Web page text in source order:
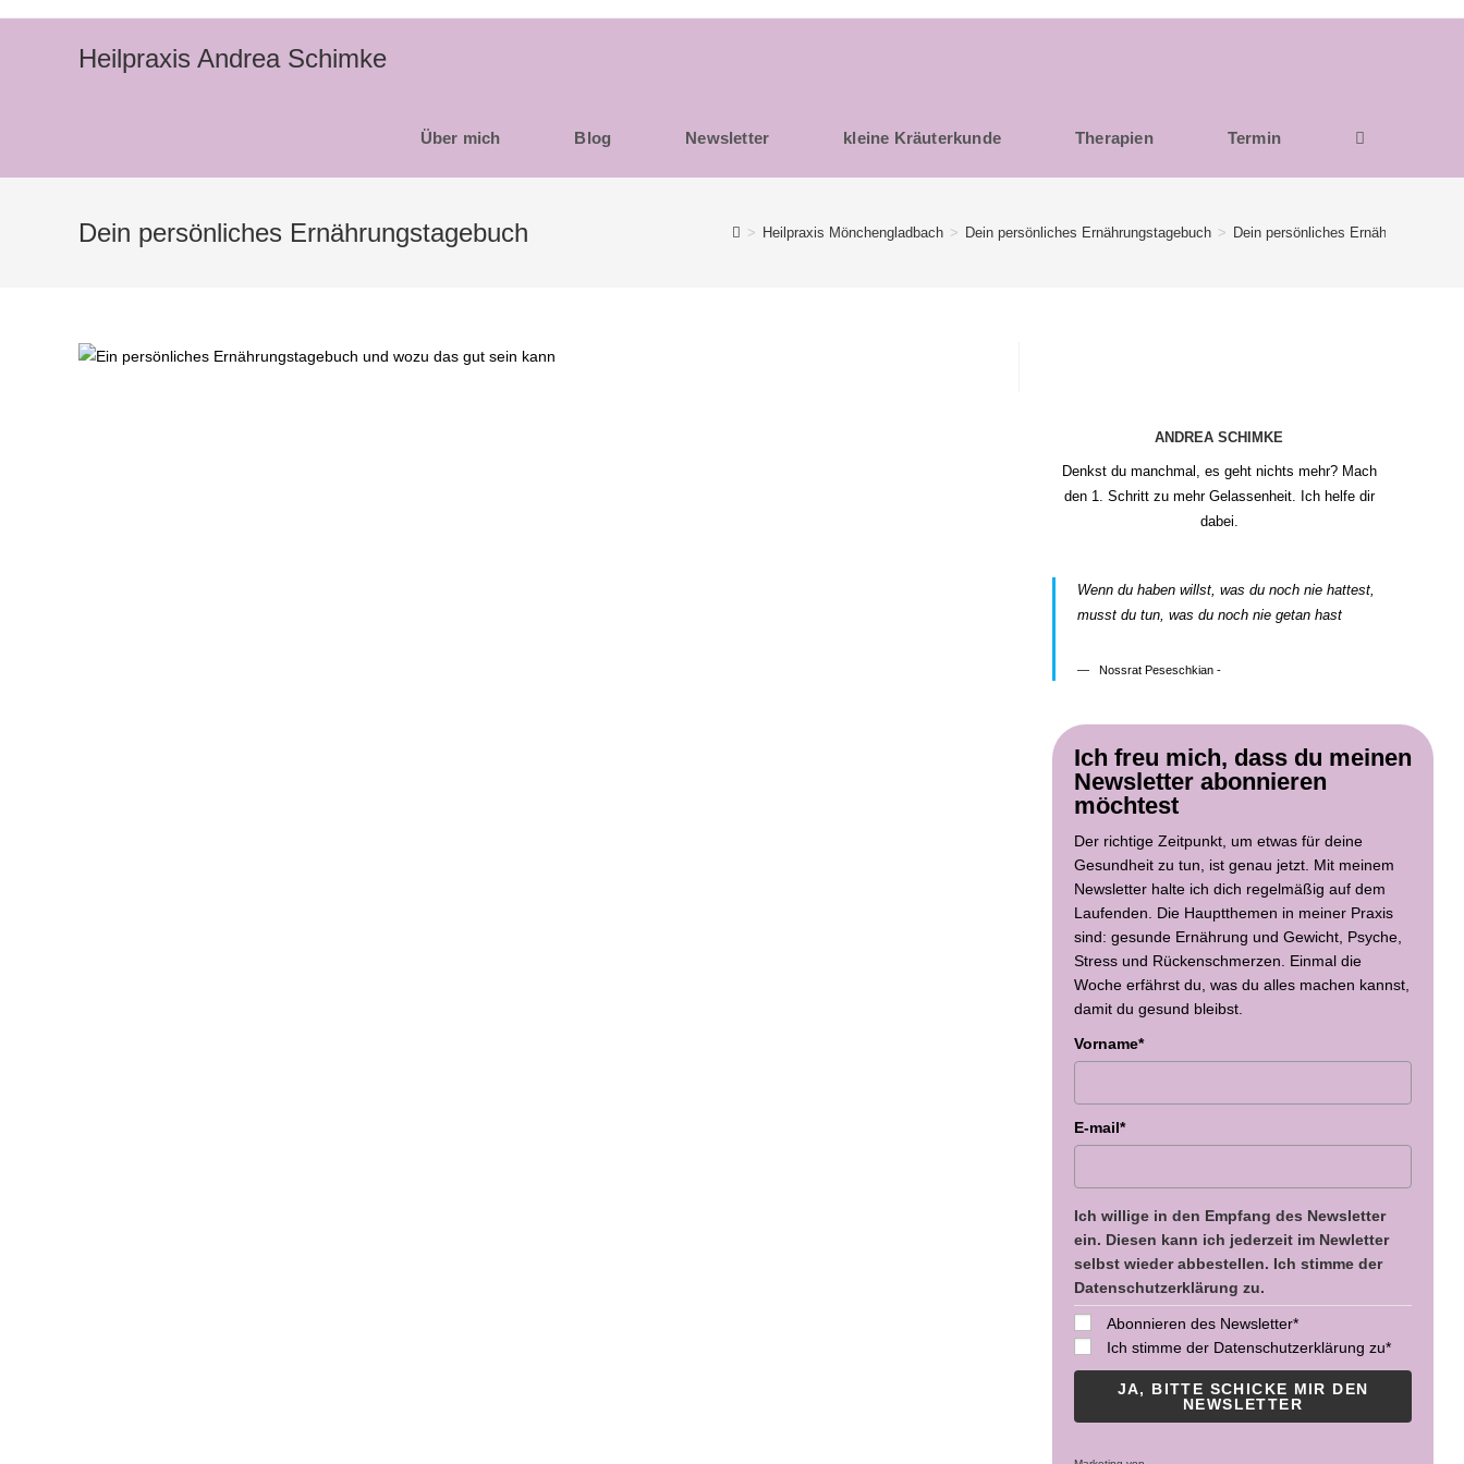
Heilpraxis Andrea Schimke
Über mich Blog Newsletter kleine Kräuterkunde Therapien Termin
Dein persönliches Ernährungstagebuch > Heilpraxis Mönchengladbach > Dein persönliches Ernährungstagebuch > Dein persönliches
ANDREA SCHIMKE
Denkst du manchmal, es geht nichts mehr? Mach
den 1. Schritt zu mehr Gelassenheit. Ich helfe dir
dabei.
Wenn du haben willst, was du noch nie hattest,
musst du tun, was du noch nie getan hast
Nossrat Peseschkian -
Ich freu mich, dass du meinen
Newsletter abonnieren
möchtest
Der richtige Zeitpunkt, um etwas für deine
Gesundheit zu tun, ist genau jetzt. Mit meinem
Newsletter halte ich dich regelmäßig auf dem
Laufenden. Die Hauptthemen in meiner Praxis
sind: gesunde Ernährung und Gewicht, Psyche,
Stress und Rückenschmerzen. Einmal die
Woche erfährst du, was du alles machen kannst,
damit du gesund bleibst.
Vorname*
E-mail*
Ich willige in den Empfang des Newsletter
ein. Diesen kann ich jederzeit im Newletter
selbst wieder abbestellen. Ich stimme der
Datenschutzerklärung zu.
Abonnieren des Newsletter*
Ich stimme der Datenschutzerklärung zu*
JA, BITTE SCHICKE MIR DEN
NEWSLETTER